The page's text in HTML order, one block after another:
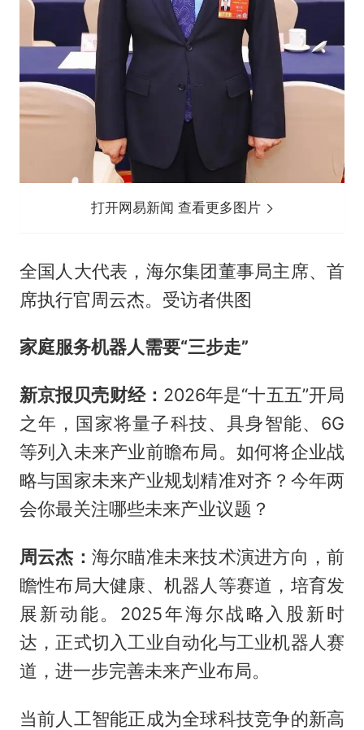
打开网易新闻 查看更多图片
全国人大代表，海尔集团董事局主席、首
席执行官周云杰。受访者供图
家庭服务机器人需要“三步走”
新京报贝壳财经： 2026年是“十五五”开局
之年，国家将量子科技、具身智能、6G
等列入未来产业前瞻布局。如何将企业战
略与国家未来产业规划精准对齐？今年两
会你最关注哪些未来产业议题？
周云杰： 海尔瞄准未来技术演进方向，前
瞻性布局大健康、机器人等赛道，培育发
展新动能。2025年海尔战略入股新时
达，正式切入工业自动化与工业机器人赛
道，进一步完善未来产业布局。
当前人工智能正成为全球科技竞争的新高